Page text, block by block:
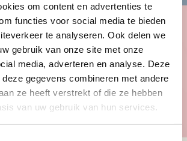
om content en advertenties te
functies voor social media te bieden
te analyseren. Ook delen we
gebruik van onze site met onze
media, adverteren en analyse. Deze
gegevens combineren met andere
ze heeft verstrekt of die ze hebben
van uw gebruik van hun services.